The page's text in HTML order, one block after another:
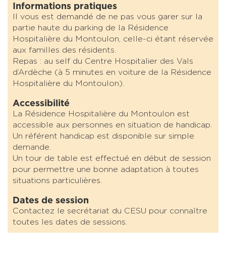
Informations pratiques
Il vous est demandé de ne pas vous garer sur la
partie haute du parking de la Résidence
Hospitalière du Montoulon, celle-ci étant réservée
aux familles des résidents.
Repas : au self du Centre Hospitalier des Vals
d’Ardèche (à 5 minutes en voiture de la Résidence
Hospitalière du Montoulon).
Accessibilité
La Résidence Hospitalière du Montoulon est
accessible aux personnes en situation de handicap.
Un référent handicap est disponible sur simple
demande.
Un tour de table est effectué en début de session
pour permettre une bonne adaptation à toutes
situations particulières.
Dates de session
Contactez le secrétariat du CESU pour connaître
toutes les dates de sessions.